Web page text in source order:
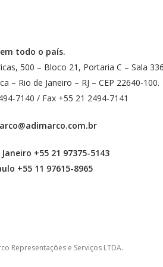
todo o país.
500 – Bloco 21, Portaria C – Sala
– Rio de Janeiro – RJ – CEP 22640-100.
7140 / Fax +55 21 2494-7141
+55 21 97375-5143
+55 11 97615-8965
Representações e Serviços LTDA.